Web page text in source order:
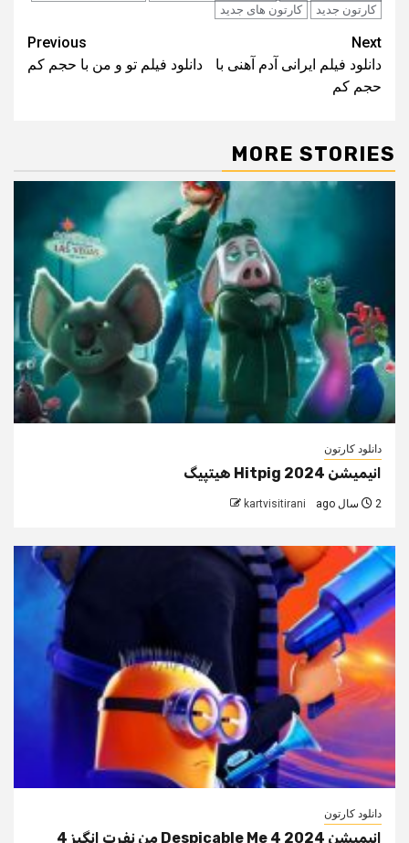
کارتون جدید
کارتون های جدید
Post
navigation
Previous
دانلود فیلم تو و من با حجم کم
Next
دانلود فیلم ایرانی آدم آهنی با
حجم کم
MORE STORIES
دانلود کارتون
انیمیشن Hitpig 2024 هیتپیگ
2 سال ago kartvisitirani
دانلود کارتون
انیمیشن Despicable Me 4 2024 من نفرت انگیز 4